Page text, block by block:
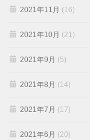
2021年11月 (16)
2021年10月 (21)
2021年9月 (5)
2021年8月 (14)
2021年7月 (17)
2021年6月 (20)